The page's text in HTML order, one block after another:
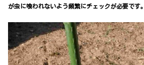
が虫に喰われないよう頻繁にチェックが必要です。